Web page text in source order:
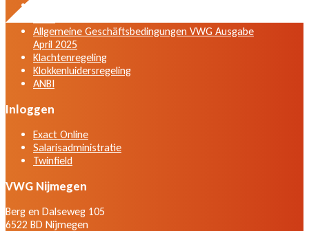
Allgemeine Geschäftsbedingungen VWG Ausgabe
April 2025
Klachtenregeling
Klokkenluidersregeling
ANBI
Inloggen
Exact Online
Salarisadministratie
Twinfield
VWG Nijmegen
Berg en Dalseweg 105
6522 BD Nijmegen